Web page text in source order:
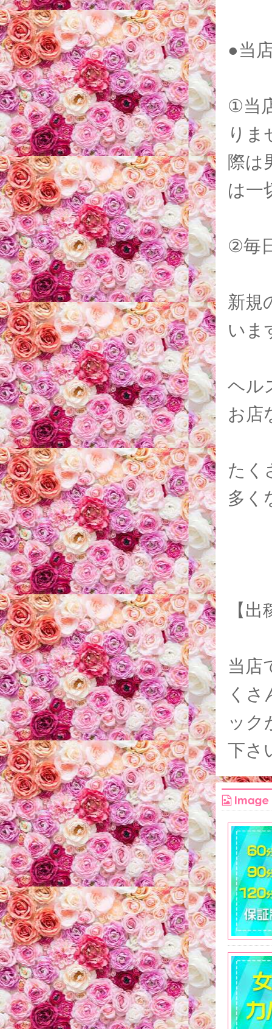
●当
①当
りま
際は
は一
②毎
新規
いま
ヘル
お店
たく
多く
【
当店
くさ
ック
下さ